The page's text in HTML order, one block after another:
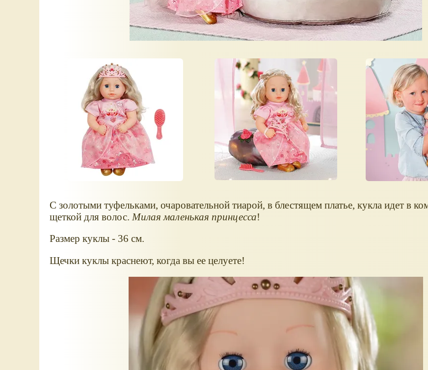
С золотыми туфельками, очаровательной тиарой, в блестящем платье, кукла идет в
щеткой для волос. Милая маленькая принцесса!
Размер куклы - 36 см.
Щечки куклы краснеют, когда вы ее целуете!